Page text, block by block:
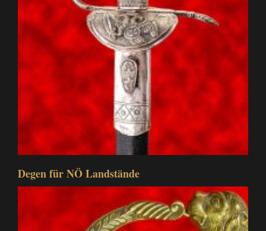
Degen für NÖ Landstände